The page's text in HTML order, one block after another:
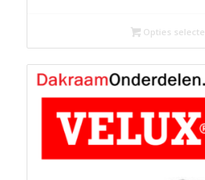
€441.32
Opties